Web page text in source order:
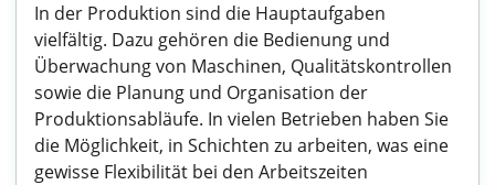
In der Produktion sind die Hauptaufgaben
vielfältig. Dazu gehören die Bedienung und
Überwachung von Maschinen, Qualitätskontrollen
sowie die Planung und Organisation der
Produktionsabläufe. In vielen Betrieben haben Sie
die Möglichkeit, in Schichten zu arbeiten, was eine
gewisse Flexibilität bei den Arbeitszeiten